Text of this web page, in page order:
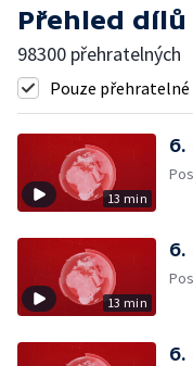
Přehled dílů
98300 přehratelných
Pouze přehratelné
13 min
6.
13 min
6.
6.